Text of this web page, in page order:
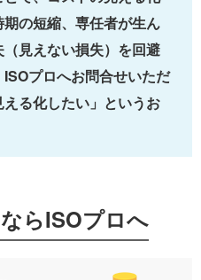
の短縮、専任者が生ん
見えない損失）を回避
プロへお問合せいただ
る化したい」というお
らISOプロへ